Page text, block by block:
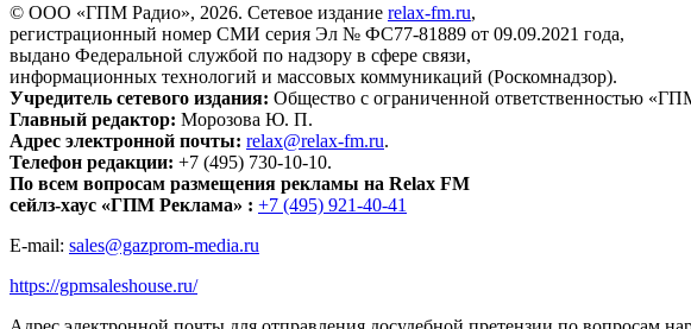
© ООО «ГПМ Радио», 2026. Сетевое издание relax-fm.ru,
регистрационный номер СМИ серия Эл № ФС77-81889 от 09.09.2021 года,
выдано Федеральной службой по надзору в сфере связи,
информационных технологий и массовых коммуникаций (Роскомнадзор).
Учредитель сетевого издания: Общество с ограниченной ответственностью
Главный редактор: Морозова Ю. П.
Адрес электронной почты: relax@relax-fm.ru.
Телефон редакции: +7 (495) 730-10-10.
По всем вопросам размещения рекламы на Relax FM
сейлз-хаус «ГПМ Реклама» : +7 (495) 921-40-41
E-mail: sales@gazprom-media.ru
https://gpmsaleshouse.ru/